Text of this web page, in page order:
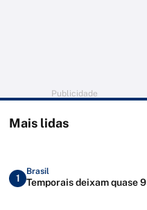
Publicidade
Mais lidas
1
Brasil
Temporais deixam quase